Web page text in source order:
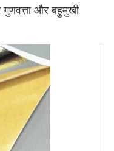
गुणवत्ता और बहुमुखी